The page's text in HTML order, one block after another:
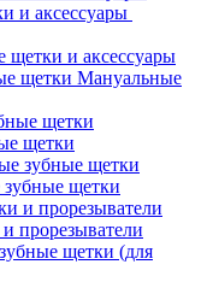
и аксессуары
щетки и аксессуары
Мануальные
щетки
зубные щетки
прорезыватели